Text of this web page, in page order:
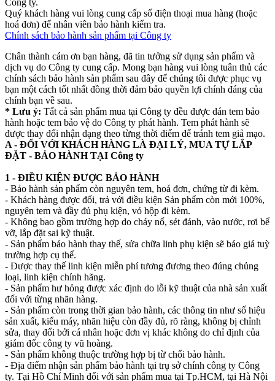
Quý khách hàng vui lòng cung cấp số điện thoại mua hàng (hoặc
hoá đơn) để nhân viên bảo hành kiểm tra.
Chính sách bảo hành sản phẩm tại Công ty
Chân thành cám ơn bạn hàng, đã tin tưởng sử dụng sản phẩm và
dịch vụ do Công ty cung cấp. Mong bạn hàng vui lòng tuân thủ các
chính sách bảo hành sản phẩm sau đây để chúng tôi được phục vụ
bạn một cách tốt nhất đồng thời đảm bảo quyền lợi chính đáng của
chính bạn về sau.
* Lưu ý: Tất cả sản phẩm mua tại Công ty đều được dán tem bảo
hành hoặc tem bảo vệ do Công ty phát hành. Tem phát hành sẽ
được thay đổi nhận dạng theo từng thời điểm để tránh tem giả mạo.
A - ĐỐI VỚI KHÁCH HÀNG LÀ ĐẠI LÝ, MUA TỰ LẮP
ĐẶT - BẢO HÀNH TẠI Công ty
1 - ĐIỀU KIỆN ĐƯỢC BẢO HÀNH
- Bảo hành sản phẩm còn nguyên tem, hoá đơn, chứng từ đi kèm.
- Khách hàng được đổi, trả với điều kiện Sản phẩm còn mới 100%,
nguyên tem và đầy đủ phụ kiện, vỏ hộp đi kèm.
- Không bao gồm trường hợp do cháy nổ, sét đánh, vào nước, rơi bể
vỡ, lắp đặt sai kỹ thuật.
- Sản phẩm bảo hành thay thế, sửa chữa linh phụ kiện sẽ báo giá tuỳ
trường hợp cụ thể.
- Được thay thế linh kiện miễn phí tương đương theo đúng chủng
loại, linh kiện chính hãng.
- Sản phẩm hư hỏng được xác định do lỗi kỹ thuật của nhà sản xuất
đối với từng nhãn hàng.
- Sản phẩm còn trong thời gian bảo hành, các thông tin như số hiệu
sản xuất, kiểu máy, nhãn hiệu còn đầy đủ, rõ ràng, không bị chỉnh
sửa, thay đổi bởi cá nhân hoặc đơn vị khác không do chỉ định của
giám đốc công ty vũ hoàng.
- Sản phẩm không thuộc trường hợp bị từ chối bảo hành.
- Địa điểm nhận sản phẩm bảo hành tại trụ sở chính công ty Công
ty. Tại Hồ Chí Minh đối với sản phẩm mua tại Tp.HCM, tại Hà Nội